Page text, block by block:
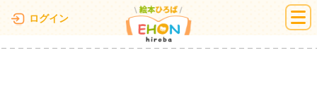
ログイン 絵本ひろば